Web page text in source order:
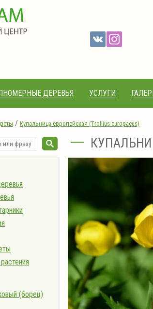
ДЕРЕВЬЯ УСЛУГИ
/ Купальница европейская (Trollius europaeus)
(борец)